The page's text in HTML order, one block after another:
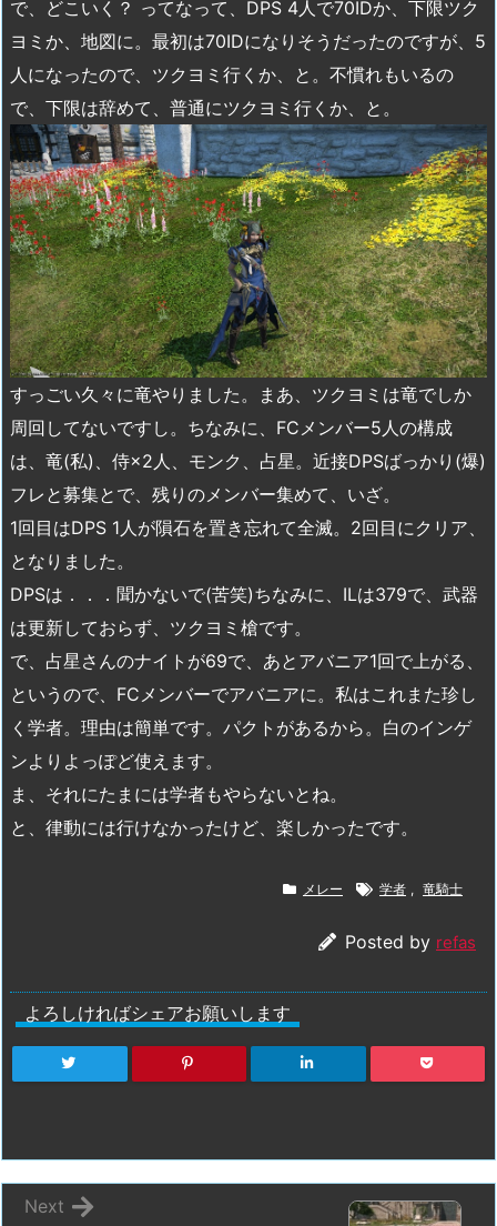
で、どこいく？ ってなって、DPS 4人で70IDか、下限ツク
ヨミか、地図に。最初は70IDになりそうだったのですが、5
人になったので、ツクヨミ行くか、と。不慣れもいるの
で、下限は辞めて、普通にツクヨミ行くか、と。
すっごい久々に竜やりました。まあ、ツクヨミは竜でしか
周回してないですし。ちなみに、FCメンバー5人の構成
は、竜(私)、侍×2人、モンク、占星。近接DPSばっかり(爆)
フレと募集とで、残りのメンバー集めて、いざ。
1回目はDPS 1人が隕石を置き忘れて全滅。2回目にクリア、
となりました。
DPSは．．．聞かないで(苦笑)ちなみに、ILは379で、武器
は更新しておらず、ツクヨミ槍です。
で、占星さんのナイトが69で、あとアバニア1回で上がる、
というので、FCメンバーでアバニアに。私はこれまた珍し
く学者。理由は簡単です。パクトがあるから。白のインゲ
ンよりよっぽど使えます。
ま、それにたまには学者もやらないとね。
と、律動には行けなかったけど、楽しかったです。
メレー 学者 , 竜騎士
Posted by refas
よろしければシェアお願いします
Next